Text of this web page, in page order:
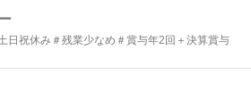
日祝休み＃残業少なめ＃賞与年2回＋決算賞与